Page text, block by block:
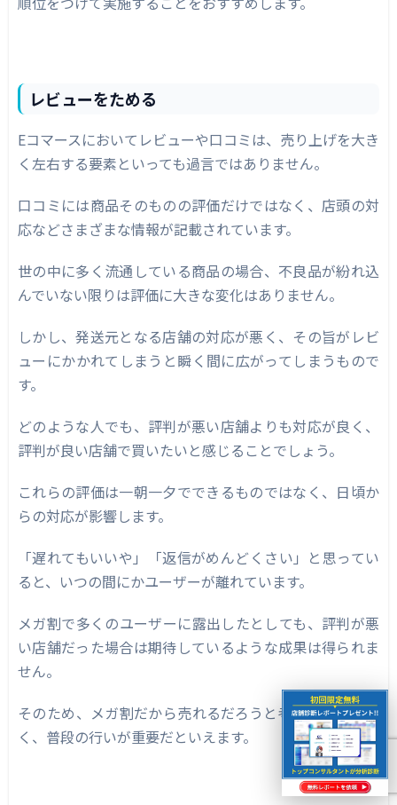
レビューをためる
Eコマースにおいてレビューや口コミは、売り上げを大き
く左右する要素といっても過言ではありません。
口コミには商品そのものの評価だけではなく、店頭の対
応などさまざまな情報が記載されています。
世の中に多く流通している商品の場合、不良品が紛れ込
んでいない限りは評価に大きな変化はありません。
しかし、発送元となる店舗の対応が悪く、その旨がレビ
ューにかかれてしまうと瞬く間に広がってしまうもので
す。
どのような人でも、評判が悪い店舗よりも対応が良く、
評判が良い店舗で買いたいと感じることでしょう。
これらの評価は一朝一夕でできるものではなく、日頃か
らの対応が影響します。
「遅れてもいいや」「返信がめんどくさい」と思ってい
ると、いつの間にかユーザーが離れています。
メガ割で多くのユーザーに露出したとしても、評判が悪
い店舗だった場合は期待しているような成果は得られま
せん。
そのため、メガ割だから売れるだろうと考えるのではな
く、普段の行いが重要だといえます。